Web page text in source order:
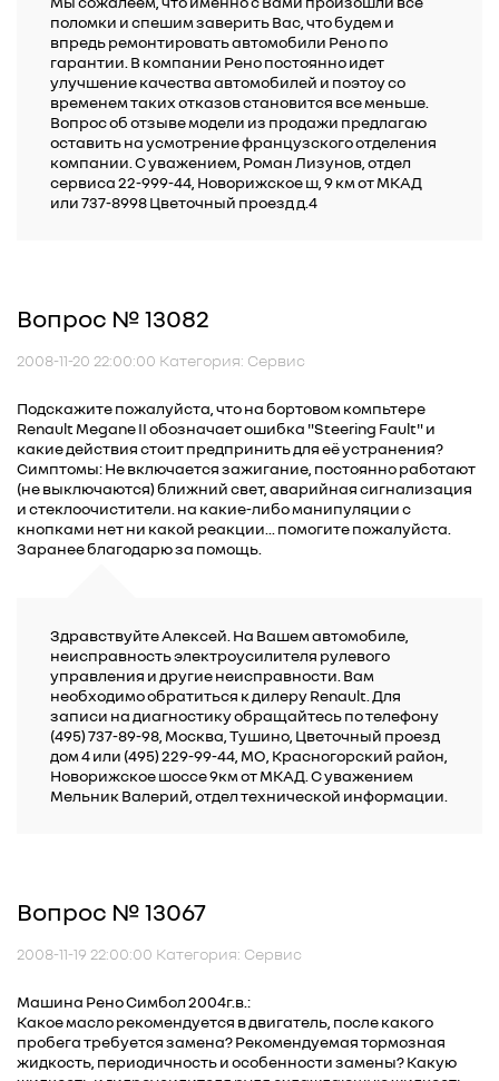
поломки и спешим заверить Вас, что будем и
впредь ремонтировать автомобили Рено по
гарантии. В компании Рено постоянно идет
улучшение качества автомобилей и поэтоу со
временем таких отказов становится все меньше.
Вопрос об отзыве модели из продажи предлагаю
оставить на усмотрение французского отделения
компании. С уважением, Роман Лизунов, отдел
сервиса 22-999-44, Новорижское ш, 9 км от МКАД
или 737-8998 Цветочный проезд д.4
Вопрос № 13082
2008-11-20 22:00:00 Категория: Сервис
Подскажите пожалуйста, что на бортовом компьтере
Renault Megane II обозначает ошибка "Steering Fault" и
какие действия стоит предпринить для её устранения?
Симптомы: Не включается зажигание, постоянно работают
(не выключаются) ближний свет, аварийная сигнализация
и стеклоочистители. на какие-либо манипуляции с
кнопками нет ни какой реакции... помогите пожалуйста.
Заранее благодарю за помощь.
Здравствуйте Алексей. На Вашем автомобиле,
неисправность электроусилителя рулевого
управления и другие неисправности. Вам
необходимо обратиться к дилеру Renault. Для
записи на диагностику обращайтесь по телефону
(495) 737-89-98, Москва, Тушино, Цветочный проезд
дом 4 или (495) 229-99-44, МО, Красногорский район,
Новорижское шоссе 9км от МКАД. С уважением
Мельник Валерий, отдел технической информации.
Вопрос № 13067
2008-11-19 22:00:00 Категория: Сервис
Машина Рено Симбол 2004г.в.:
Какое масло рекомендуется в двигатель, после какого
пробега требуется замена? Рекомендуемая тормозная
жидкость, периодичность и особенности замены? Какую